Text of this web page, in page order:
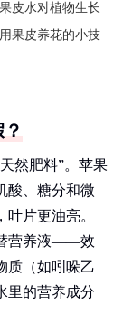
皮水对植物生长
果皮养花的小技
然肥料”。苹果
酸、糖分和微
片更油亮。
营养液——效
质（如吲哚乙
里的营养成分